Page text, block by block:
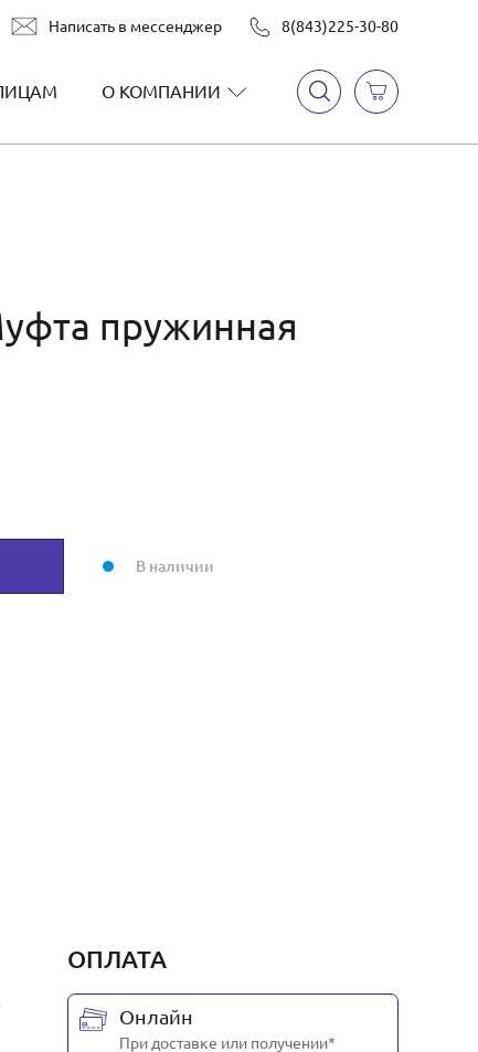
Написать в мессенджер 8(843)225-30-80
О КОМПАНИИ
пружинная
В наличии
ОПЛАТА
Онлайн
При доставке или получении*